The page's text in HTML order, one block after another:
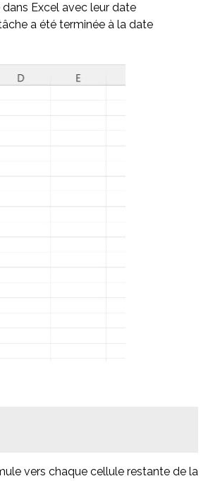
Excel avec leur date
a été terminée à la date
vers chaque cellule restante de la